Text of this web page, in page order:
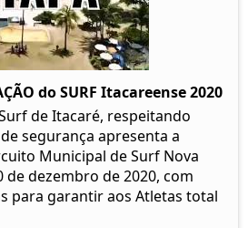
do SURF Itacareense 2020
de Itacaré, respeitando
segurança apresenta a
Municipal de Surf Nova
de dezembro de 2020, com
para garantir aos Atletas total